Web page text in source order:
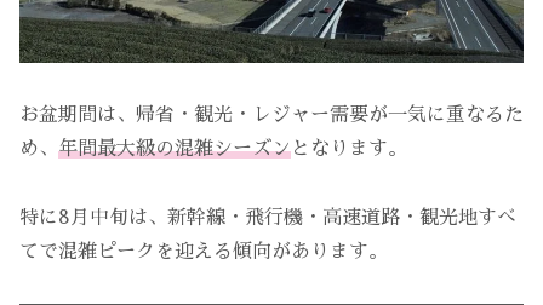
お盆期間は、帰省・観光・レジャー需要が一気に重なるた
め、 年間最大級の混雑シーズンとなります。
特に8月中旬は、新幹線・飛行機・高速道路・観光地すべ
てで混雑ピークを迎える傾向があります。